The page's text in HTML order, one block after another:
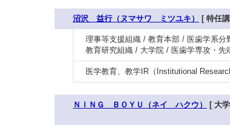
沼沢 益行（ヌマサワ ミツユキ） [ 特任
理事等支援組織 / 教育本部 / 医歯学系分
教育研究組織 / 大学院 / 医歯学専攻・
医学教育、教学IR（Institutional
ＮＩＮＧ ＢＯＹＵ（ネイ ハクウ） [ 大